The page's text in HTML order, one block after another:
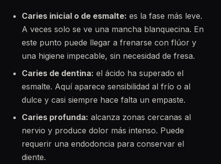
Caries inicial o de esmalte: es la fase más leve.
A veces solo se ve una mancha blanquecina. En
este punto puede llegar a frenarse con flúor y
una higiene impecable, sin necesidad de fresa.
Caries de dentina: el ácido ha superado el
esmalte. Aquí aparece sensibilidad al frío o al
dulce y casi siempre hace falta un empaste.
Caries profunda: alcanza zonas cercanas al
nervio y produce dolor más intenso. Puede
requerir una endodoncia para conservar el
diente.